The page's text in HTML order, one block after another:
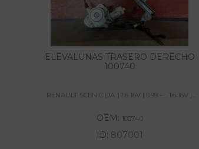
ELEVALUNAS TRASERO DERECHO
100740
RENAULT SCENIC (JA..) 1.6 16V | 0.99 - ... 1.6 16V |...
OEM: 100740
ID: 807001